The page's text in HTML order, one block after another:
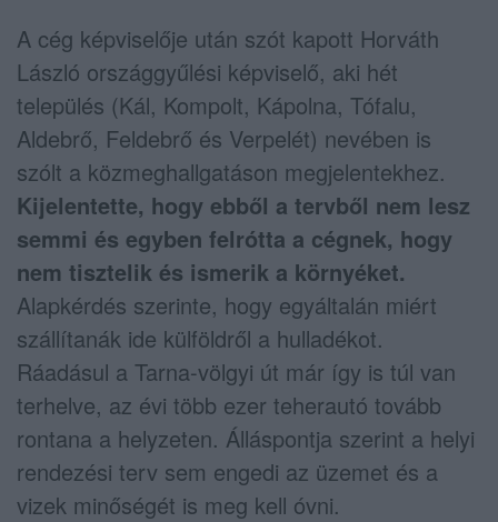
A cég képviselője után szót kapott Horváth
László országgyűlési képviselő, aki hét
település (Kál, Kompolt, Kápolna, Tófalu,
Aldebrő, Feldebrő és Verpelét) nevében is
szólt a közmeghallgatáson megjelentekhez.
Kijelentette, hogy ebből a tervből nem lesz
semmi és egyben felrótta a cégnek, hogy
nem tisztelik és ismerik a környéket.
Alapkérdés szerinte, hogy egyáltalán miért
szállítanák ide külföldről a hulladékot.
Ráadásul a Tarna-völgyi út már így is túl van
terhelve, az évi több ezer teherautó tovább
rontana a helyzeten. Álláspontja szerint a helyi
rendezési terv sem engedi az üzemet és a
vizek minőségét is meg kell óvni.